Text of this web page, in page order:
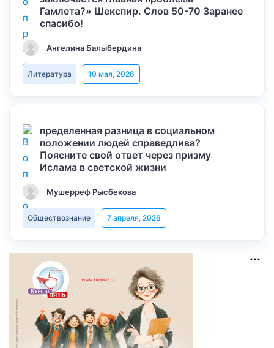
Гамлета?» Шекспир. Слов 50-70 Заранее
спасибо!
Ангелина Балыбердина
Литература 10 мая, 2026
пределенная разница в социальном
положении людей справедлива?
Поясните свой ответ через призму
Ислама в светской жизни
Мушерреф Рысбекова
Обществознание 7 апреля, 2026